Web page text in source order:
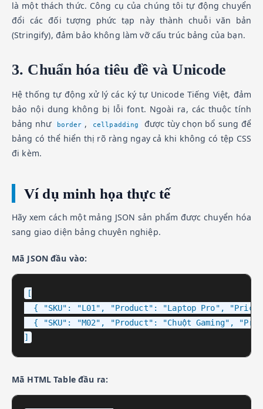
là một thách thức. Công cụ của chúng tôi tự động chuyển
đổi các đối tượng phức tạp này thành chuỗi văn bản
(Stringify), đảm bảo không làm vỡ cấu trúc bảng của bạn.
3. Chuẩn hóa tiêu đề và Unicode
Hệ thống tự động xử lý các ký tự Unicode Tiếng Việt, đảm
bảo nội dung không bị lỗi font. Ngoài ra, các thuộc tính
bảng như
border , cellpadding
được tùy chọn bổ sung để
bảng có thể hiển thị rõ ràng ngay cả khi không có tệp CSS
đi kèm.
Ví dụ minh họa thực tế
Hãy xem cách một mảng JSON sản phẩm được chuyển hóa
sang giao diện bảng chuyên nghiệp.
Mã JSON đầu vào:
[
{ "SKU": "L01", "Product": "Laptop Pro",
{ "SKU": "M02", "Product": "Chuột Gaming",
]
Mã HTML Table đầu ra: